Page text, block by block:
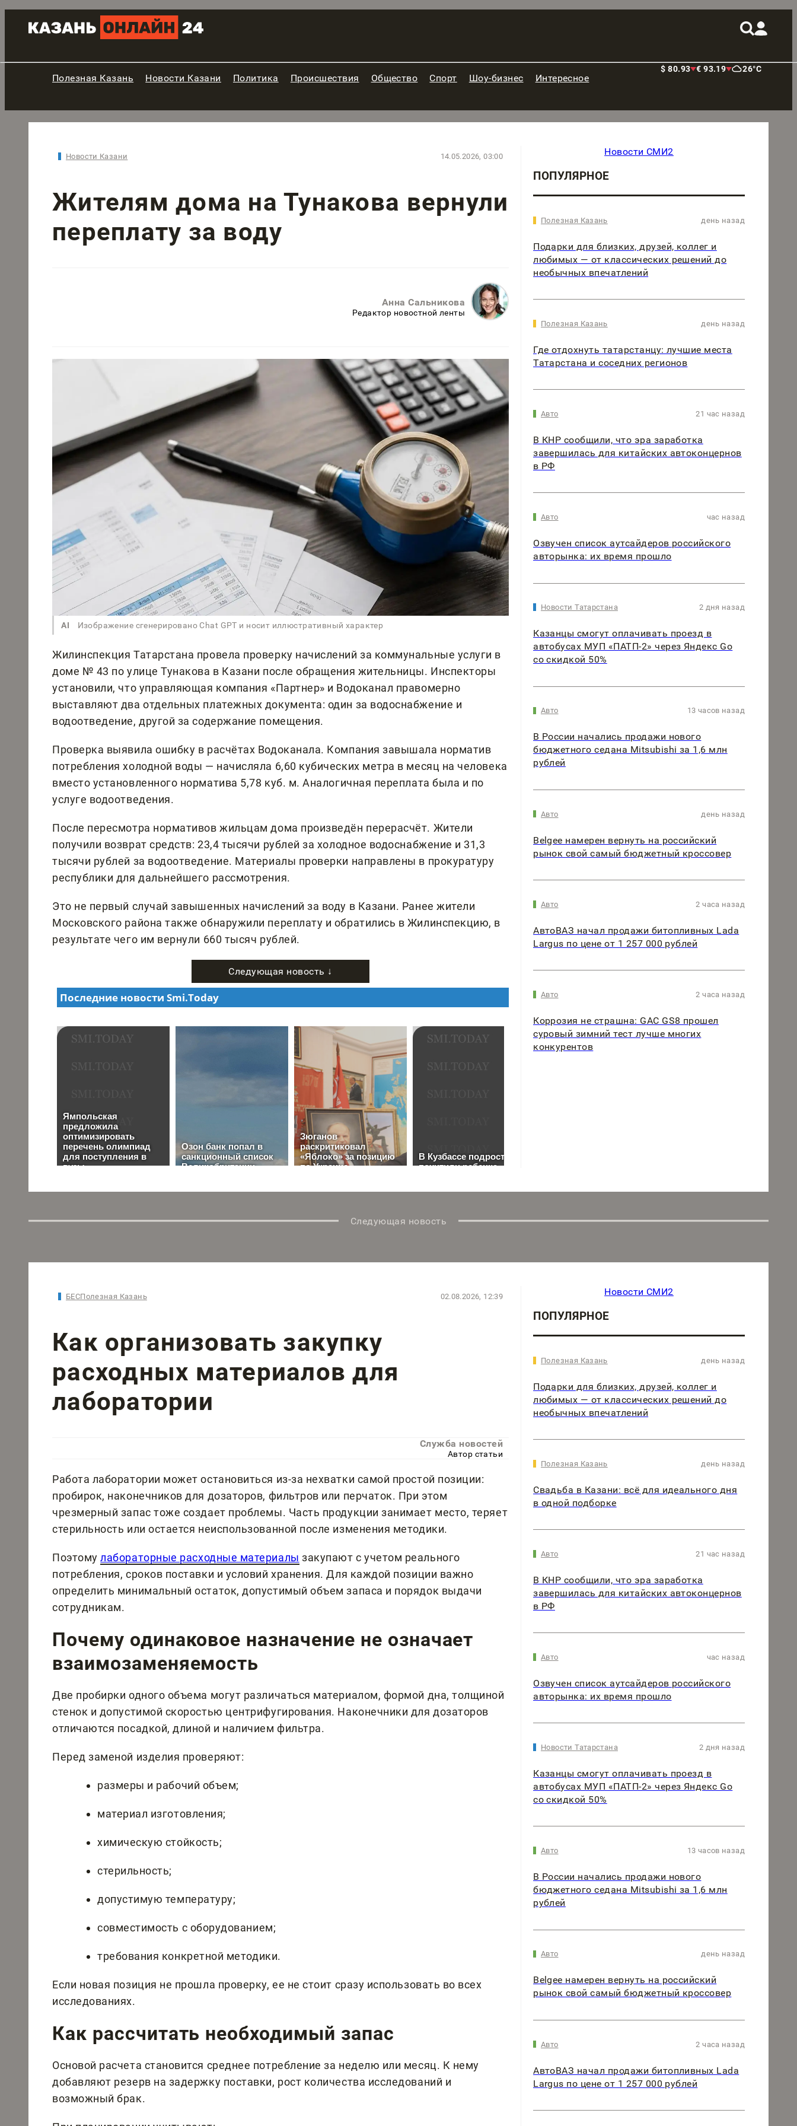
Полезная Казань Новости Казани Политика Происшествия Общество Спорт Шоу-бизнес Интересное
$ 80.93 € 93.19 26°C
Новости Казани 14.05.2026, 03:00
Жителям дома на Тунакова вернули
переплату за воду
Анна Сальникова
Редактор новостной ленты
AI Изображение сгенерировано Chat GPT и носит иллюстративный характер
Жилинспекция Татарстана провела проверку начислений за коммунальные услуги в
доме № 43 по улице Тунакова в Казани после обращения жительницы. Инспекторы
установили, что управляющая компания «Партнер» и Водоканал правомерно
выставляют два отдельных платежных документа: один за водоснабжение и
водоотведение, другой за содержание помещения.
Проверка выявила ошибку в расчётах Водоканала. Компания завышала норматив
потребления холодной воды — начисляла 6,60 кубических метра в месяц на человека
вместо установленного норматива 5,78 куб. м. Аналогичная переплата была и по
услуге водоотведения.
После пересмотра нормативов жильцам дома произведён перерасчёт. Жители
получили возврат средств: 23,4 тысячи рублей за холодное водоснабжение и 31,3
тысячи рублей за водоотведение. Материалы проверки направлены в прокуратуру
республики для дальнейшего рассмотрения.
Это не первый случай завышенных начислений за воду в Казани. Ранее жители
Московского района также обнаружили переплату и обратились в Жилинспекцию, в
результате чего им вернули 660 тысяч рублей.
Следующая новость ↓
Новости СМИ2
ПОПУЛЯРНОЕ
Полезная Казань день назад
Подарки для близких, друзей, коллег и
любимых — от классических решений до
необычных впечатлений
Полезная Казань день назад
Где отдохнуть татарстанцу: лучшие места
Татарстана и соседних регионов
Авто 21 час назад
В КНР сообщили, что эра заработка
завершилась для китайских автоконцернов
в РФ
Авто час назад
Озвучен список аутсайдеров российского
авторынка: их время прошло
Новости Татарстана 2 дня назад
Казанцы смогут оплачивать проезд в
автобусах МУП «ПАТП-2» через Яндекс Go
со скидкой 50%
Авто 13 часов назад
В России начались продажи нового
бюджетного седана Mitsubishi за 1,6 млн
рублей
Авто день назад
Belgee намерен вернуть на российский
рынок свой самый бюджетный кроссовер
Авто 2 часа назад
АвтоВАЗ начал продажи битопливных Lada
Largus по цене от 1 257 000 рублей
Авто 2 часа назад
Коррозия не страшна: GAC GS8 прошел
суровый зимний тест лучше многих
конкурентов
Следующая новость
БЕСПолезная Казань 02.08.2026, 12:39
Как организовать закупку
расходных материалов для
лаборатории
Служба новостей
Автор статьи
Работа лаборатории может остановиться из-за нехватки самой простой позиции:
пробирок, наконечников для дозаторов, фильтров или перчаток. При этом
чрезмерный запас тоже создает проблемы. Часть продукции занимает место, теряет
стерильность или остается неиспользованной после изменения методики.
Поэтомулабораторные расходные материалы закупают с учетом реального
потребления, сроков поставки и условий хранения. Для каждой позиции важно
определить минимальный остаток, допустимый объем запаса и порядок выдачи
сотрудникам.
Почему одинаковое назначение не означает
взаимозаменяемость
Две пробирки одного объема могут различаться материалом, формой дна, толщиной
стенок и допустимой скоростью центрифугирования. Наконечники для дозаторов
отличаются посадкой, длиной и наличием фильтра.
Перед заменой изделия проверяют:
размеры и рабочий объем;
материал изготовления;
химическую стойкость;
стерильность;
допустимую температуру;
совместимость с оборудованием;
требования конкретной методики.
Если новая позиция не прошла проверку, ее не стоит сразу использовать во всех
исследованиях.
Как рассчитать необходимый запас
Основой расчета становится среднее потребление за неделю или месяц. К нему
добавляют резерв на задержку поставки, рост количества исследований и
возможный брак.
Новости СМИ2
ПОПУЛЯРНОЕ
Полезная Казань день назад
Подарки для близких, друзей, коллег и
любимых — от классических решений до
необычных впечатлений
Полезная Казань день назад
Свадьба в Казани: всё для идеального дня
в одной подборке
Авто 21 час назад
В КНР сообщили, что эра заработка
завершилась для китайских автоконцернов
в РФ
Авто час назад
Озвучен список аутсайдеров российского
авторынка: их время прошло
Новости Татарстана 2 дня назад
Казанцы смогут оплачивать проезд в
автобусах МУП «ПАТП-2» через Яндекс Go
со скидкой 50%
Авто 13 часов назад
В России начались продажи нового
бюджетного седана Mitsubishi за 1,6 млн
рублей
Авто день назад
Belgee намерен вернуть на российский
рынок свой самый бюджетный кроссовер
Авто 2 часа назад
АвтоВАЗ начал продажи битопливных Lada
Largus по цене от 1 257 000 рублей